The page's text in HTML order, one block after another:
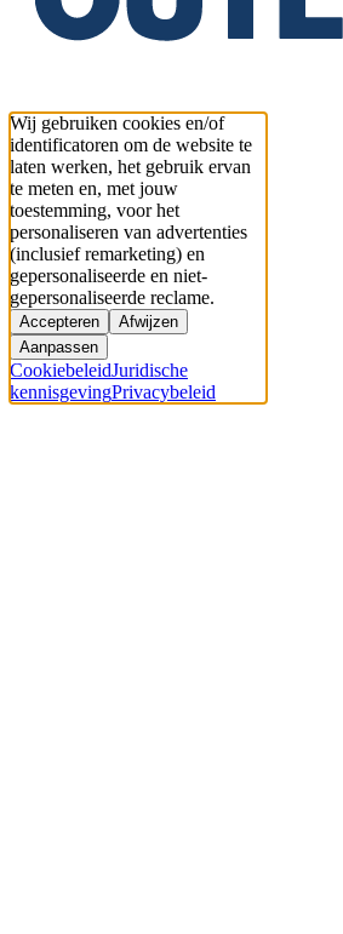
Wij gebruiken cookies en/of
identificatoren om de website te
laten werken, het gebruik ervan
te meten en, met jouw
toestemming, voor het
personaliseren van advertenties
(inclusief remarketing) en
gepersonaliseerde en niet-
gepersonaliseerde reclame.
Accepteren
Afwijzen
Aanpassen
CookiebeleidJuridische
kennisgevingPrivacybeleid